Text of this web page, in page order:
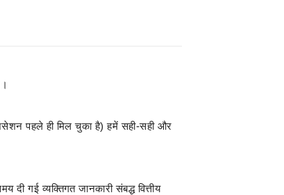
पहले ही मिल चुका है) हमें सही-सही और
व्यक्तिगत जानकारी संबद्ध वित्तीय